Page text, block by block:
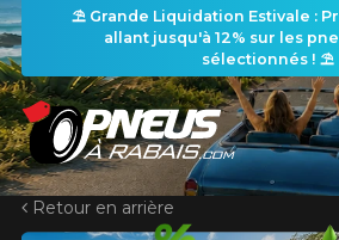
⛱️ Grande Liquidation Estivale :
allant jusqu'à 12% sur les
sélectionnés ! ⛱️
ACCUEIL
Retour en arrière